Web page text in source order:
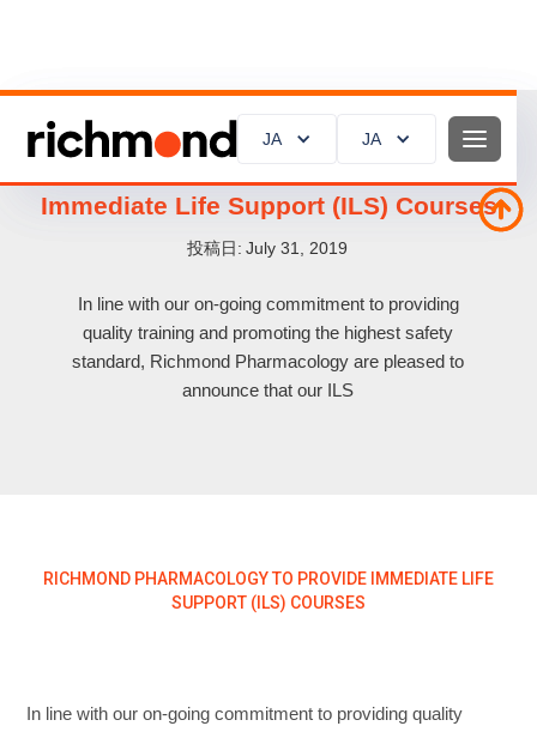
JA JA
JA JA
Immediate Life Support (ILS) Courses
投稿日: July 31, 2019
In line with our on-going commitment to providing
quality training and promoting the highest safety
standard, Richmond Pharmacology are pleased to
announce that our ILS
RICHMOND PHARMACOLOGY TO PROVIDE IMMEDIATE LIFE
SUPPORT (ILS) COURSES
In line with our on-going commitment to providing quality